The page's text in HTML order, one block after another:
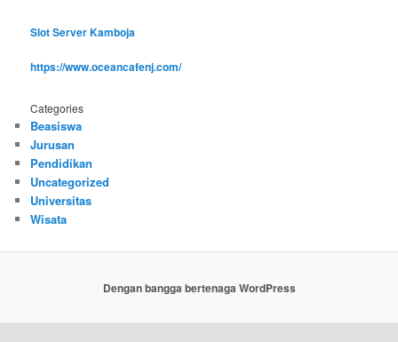
Slot Server Kamboja
https://www.oceancafenj.com/
Categories
Beasiswa
Jurusan
Pendidikan
Uncategorized
Universitas
Wisata
Dengan bangga bertenaga WordPress